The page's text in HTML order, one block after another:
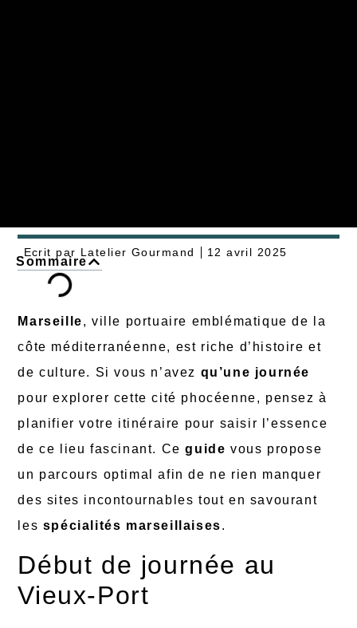
Ecrit par Latelier Gourmand 12 avril 2025
Sommaire
Marseille, ville portuaire emblématique de la
côte méditerranéenne, est riche d’histoire et
de culture. Si vous n’avez qu’une journée
pour explorer cette cité phocéenne, pensez à
planifier votre itinéraire pour saisir l’essence
de ce lieu fascinant. Ceguide vous propose
un parcours optimal afin de ne rien manquer
des sites incontournables tout en savourant
les spécialités marseillaises.
Début de journée au
Vieux-Port